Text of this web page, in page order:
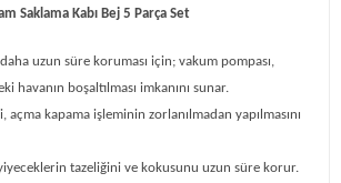
Saklama Kabı Bej 5 Parça Set
uzun süre koruması için; vakum pompası,
havanın boşaltılması imkanını sunar.
kapama işleminin zorlanılmadan yapılmasını
yiyeceklerin tazeliğini ve kokusunu uzun süre korur.